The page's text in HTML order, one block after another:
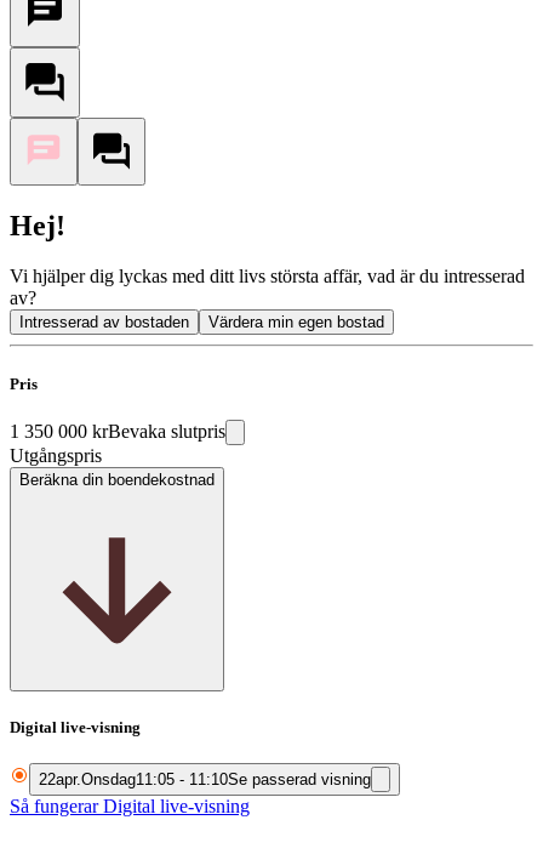
Hej!
Vi hjälper dig lyckas med ditt livs största affär, vad är du intresserad
av?
Intresserad av bostaden Värdera min egen bostad
Pris
1 350 000 krBevaka slutpris
Utgångspris
Beräkna din boendekostnad
Digital live-visning
22apr.Onsdag11:05 - 11:10Se passerad visning
Så fungerar Digital live-visning